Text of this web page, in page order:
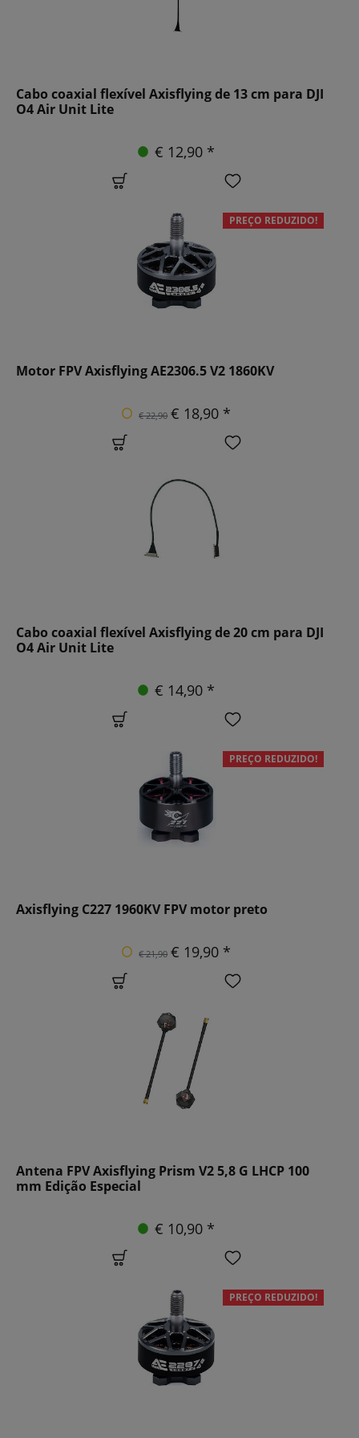
Cabo coaxial flexível Axisflying de 13 cm para DJI
O4 Air Unit Lite
€ 12,90 *
PREÇO REDUZIDO!
Motor FPV Axisflying AE2306.5 V2 1860KV
€ 22,90 € 18,90 *
Cabo coaxial flexível Axisflying de 20 cm para DJI
O4 Air Unit Lite
€ 14,90 *
PREÇO REDUZIDO!
Axisflying C227 1960KV FPV motor preto
€ 21,90 € 19,90 *
Antena FPV Axisflying Prism V2 5,8 G LHCP 100
mm Edição Especial
€ 10,90 *
PREÇO REDUZIDO!